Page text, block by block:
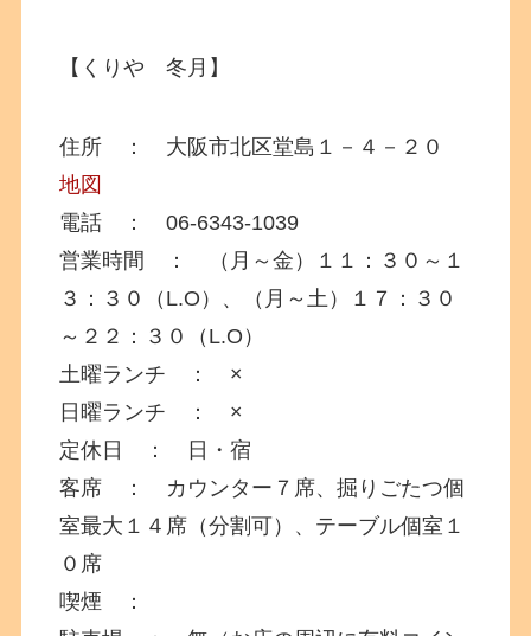
【くりや 冬月】
住所 ： 大阪市北区堂島１－４－２０
地図
電話 ： 06-6343-1039
営業時間 ： （月～金）１１：３０～１
３：３０（L.O）、（月～土）１７：３０
～２２：３０（L.O）
土曜ランチ ： ×
日曜ランチ ： ×
定休日 ： 日・宿
客席 ： カウンター７席、掘りごたつ個
室最大１４席（分割可）、テーブル個室１
０席
喫煙 ：